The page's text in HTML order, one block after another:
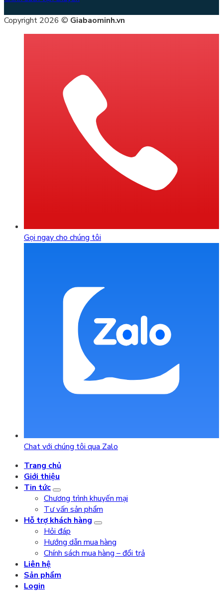
Copyright 2026 © Giabaominh.vn
Gọi ngay cho chúng tôi
Chat với chúng tôi qua Zalo
Trang chủ
Giới thiệu
Tin tức
Chương trình khuyến mại
Tư vấn sản phẩm
Hỗ trợ khách hàng
Hỏi đáp
Hướng dẫn mua hàng
Chính sách mua hàng – đổi trả
Liên hệ
Sản phẩm
Login